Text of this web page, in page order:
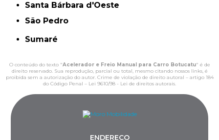
Santa Bárbara d'Oeste
São Pedro
Sumaré
O conteúdo do texto "Acelerador e Freio Manual para Carro Botucatu" é de
direito reservado. Sua reprodução, parcial ou total, mesmo citando nossos links, é
proibida sem a autorização do autor. Crime de violação de direito autoral – artigo 184
do Código Penal – Lei 9610/98 - Lei de direitos autorais.
ENDEREÇO